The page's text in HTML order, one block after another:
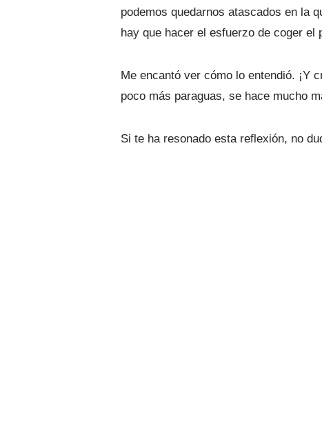
podemos quedarnos atascados en la
hay que hacer el esfuerzo de coger el
Me encantó ver cómo lo entendió. ¡Y
poco más paraguas, se hace mucho
Si te ha resonado esta reflexión, no